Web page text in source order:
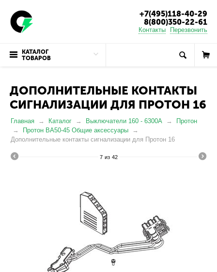
+7(495)118-40-29
8(800)350-22-61
Контакты Перезвонить
КАТАЛОГ
ТОВАРОВ
ДОПОЛНИТЕЛЬНЫЕ КОНТАКТЫ
СИГНАЛИЗАЦИИ ДЛЯ ПРОТОН 16
Главная Каталог Выключатели 160 - 6300А
Протон
Протон ВА50-45 Общие аксессуары
Дополнительные контакты сигнализации для Протон 16
7 из 42